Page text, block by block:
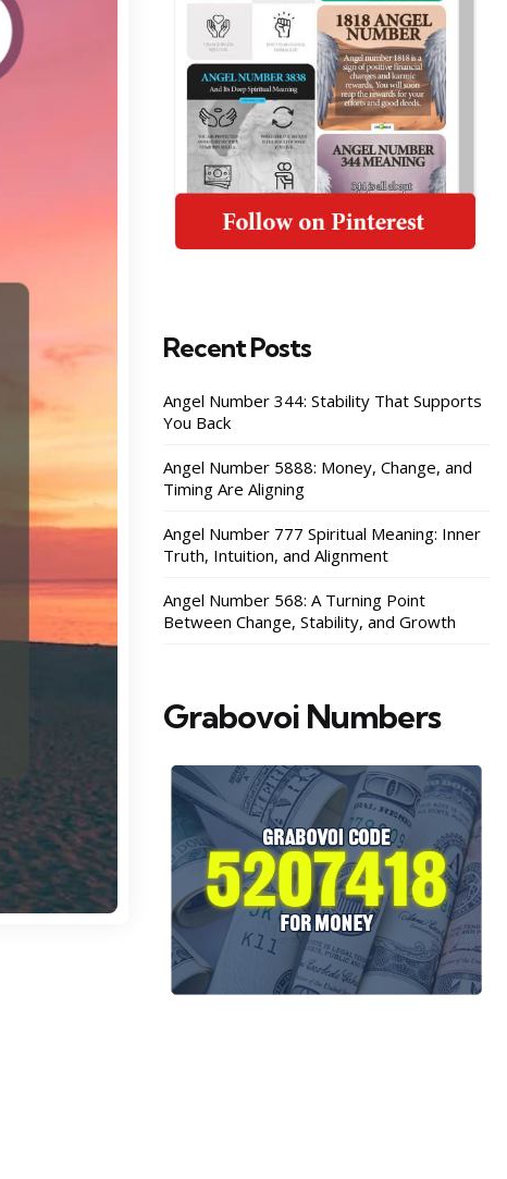
Recent Posts
Angel Number 344: Stability That Supports
You Back
Angel Number 5888: Money, Change, and
Timing Are Aligning
Angel Number 777 Spiritual Meaning: Inner
Truth, Intuition, and Alignment
Angel Number 568: A Turning Point
Between Change, Stability, and Growth
Grabovoi Numbers